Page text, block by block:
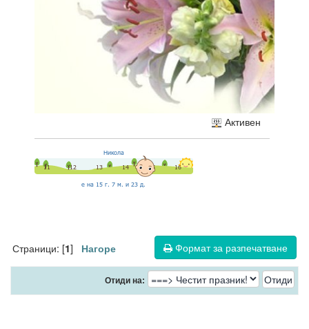
Активен
Формат за разпечатване
Страници: [1] Нагоре
Отиди на: